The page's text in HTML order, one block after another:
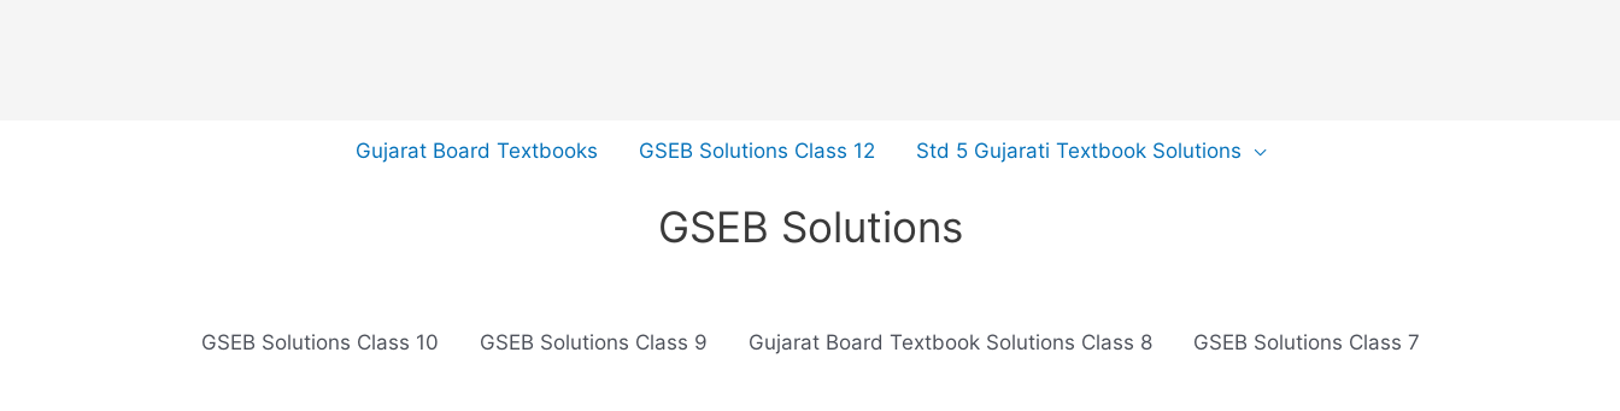
Gujarat Board Textbooks GSEB Solutions Class 12 Std 5 Gujarati Textbook Solutions
GSEB Solutions
GSEB Solutions Class 10 GSEB Solutions Class 9 Gujarat Board Textbook Solutions Class 8 GSEB Solutions Class 7